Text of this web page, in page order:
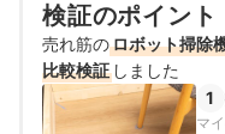
検証のポイント
売れ筋のロボット掃除
比較検証 しました
1
マ